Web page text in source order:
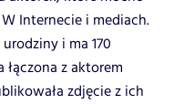
Internecie i mediach.
i ma 170
z aktorem
zdjęcie z ich